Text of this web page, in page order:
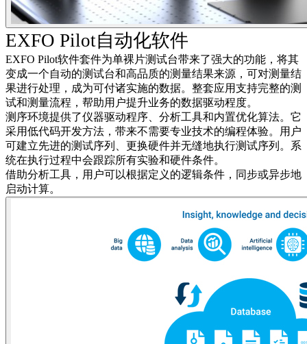
EXFO Pilot自动化软件
EXFO Pilot软件套件为单裸片测试台带来了强大的功能，将其
变成一个自动的测试台和高品质的测量结果来源，可对测量结
果进行处理，成为可付诸实施的数据。整套应用支持完整的测
试和测量流程，帮助用户提升业务的数据驱动程度。
测序环境提供了仪器驱动程序、分析工具和内置优化算法。它
采用低代码开发方法，带来不需要专业技术的编程体验。用户
可建立先进的测试序列、更换硬件并无缝地执行测试序列。系
统在执行过程中会跟踪所有实验和硬件条件。
借助分析工具，用户可以根据定义的逻辑条件，同步或异步地
启动计算。